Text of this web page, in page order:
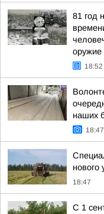
81 год
оружие
18:52
наших
18:47
нового
18:47
С 1